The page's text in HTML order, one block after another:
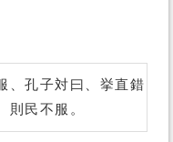
、孔子対曰、挙直錯
則民不服。